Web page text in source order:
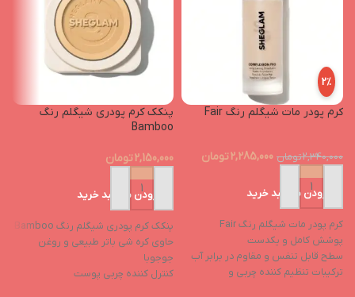
2%
کرم پودر مات شیگلم رنگ Fair
2,340,000تومان 2,285,000تومان
افزودن به سبد خرید
کرم پودر مات شیگلم رنگ Fair
پوشش کامل و یکدست
سطح قابل تنفس و مقاوم در برابر آب
ترکیبات تنظیم کننده چربی و
پنکک کرم پودری شیگلم رنگ
Bamboo
2,150,000تومان
افزودن به سبد خرید
پنکک کرم پودری شیگلم رنگ Bamboo
حاوی کره شی باتر طبیعی و روغن
جوجوبا
کنترل کننده چربی پوست